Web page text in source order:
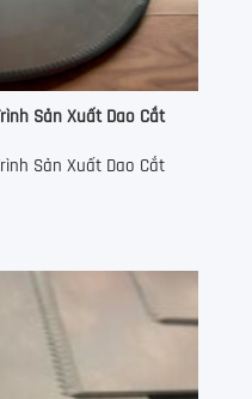
Sản Xuất Dao Cắt
Sản Xuất Dao Cắt